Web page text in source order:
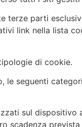
parti
link nella lista
di cookie.
seguenti
sul